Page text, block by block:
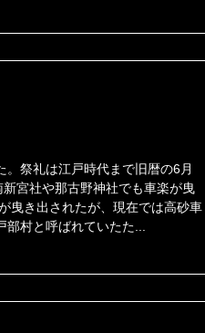
祭礼は江戸時代まで旧暦の6月
宮社や那古野神社でも車楽が曳
曳き出されたが、現在では高砂車
村と呼ばれていたた...